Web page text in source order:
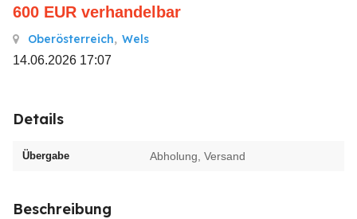
600 EUR verhandelbar
Oberösterreich, Wels
14.06.2026 17:07
Details
Übergabe Abholung, Versand
Beschreibung